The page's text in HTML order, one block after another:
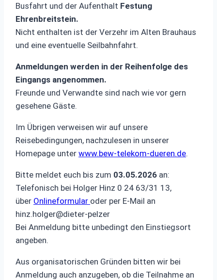
Busfahrt und der Aufenthalt Festung
Ehrenbreitstein.
Nicht enthalten ist der Verzehr im Alten Brauhaus
und eine eventuelle Seilbahnfahrt.
Anmeldungen werden in der Reihenfolge des
Eingangs angenommen.
Freunde und Verwandte sind nach wie vor gern
gesehene Gäste.
Im Übrigen verweisen wir auf unsere
Reisebedingungen, nachzulesen in unserer
Homepage unter www.bew-telekom-dueren.de.
Bitte meldet euch bis zum 03.05.2026 an:
Telefonisch bei Holger Hinz 0 24 63/31 13,
über Onlineformular oder per E-Mail an
hinz.holger@dieter-pelzer
Bei Anmeldung bitte unbedingt den Einstiegsort
angeben.
Aus organisatorischen Gründen bitten wir bei
Anmeldung auch anzugeben, ob die Teilnahme an